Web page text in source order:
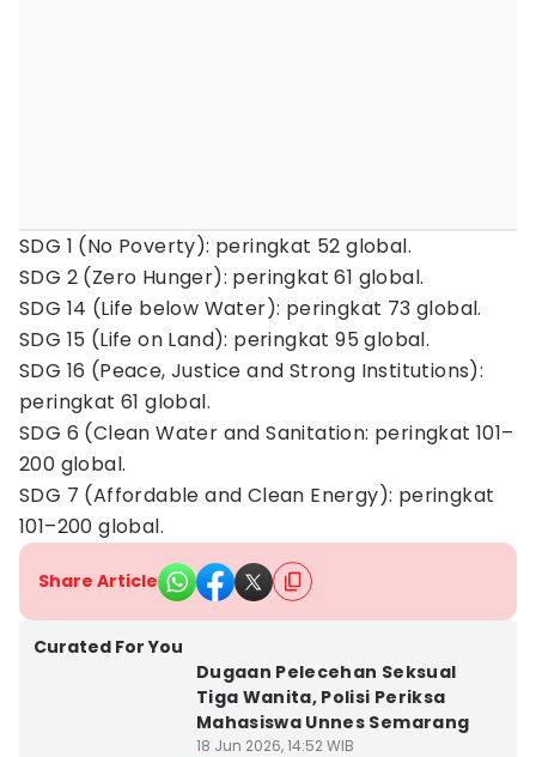
SDG 1 (No Poverty): peringkat 52 global.
SDG 2 (Zero Hunger): peringkat 61 global.
SDG 14 (Life below Water): peringkat 73 global.
SDG 15 (Life on Land): peringkat 95 global.
SDG 16 (Peace, Justice and Strong Institutions):
peringkat 61 global.
SDG 6 (Clean Water and Sanitation: peringkat 101–
200 global.
SDG 7 (Affordable and Clean Energy): peringkat
101–200 global.
Share Article
Curated For You
Dugaan Pelecehan Seksual
Tiga Wanita, Polisi Periksa
Mahasiswa Unnes Semarang
18 Jun 2026, 14:52 WIB